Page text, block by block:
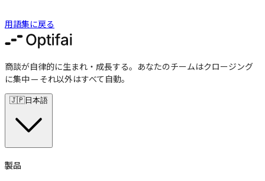
用語集に戻る
商談が自律的に生まれ・成長する。あなたのチームはクロージング
に集中 — それ以外はすべて自動。
🇯🇵日本語
製品